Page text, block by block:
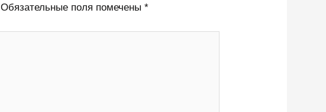
Обязательные поля помечены*